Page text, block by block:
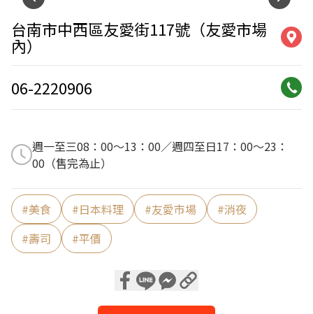
台南市中西區友愛街117號（友愛市場
內）
06-2220906
週一至三08：00～13：00／週四至日17：00～23：
00（售完為止）
#美食 #日本料理 #友愛市場 #消夜
#壽司 #平價